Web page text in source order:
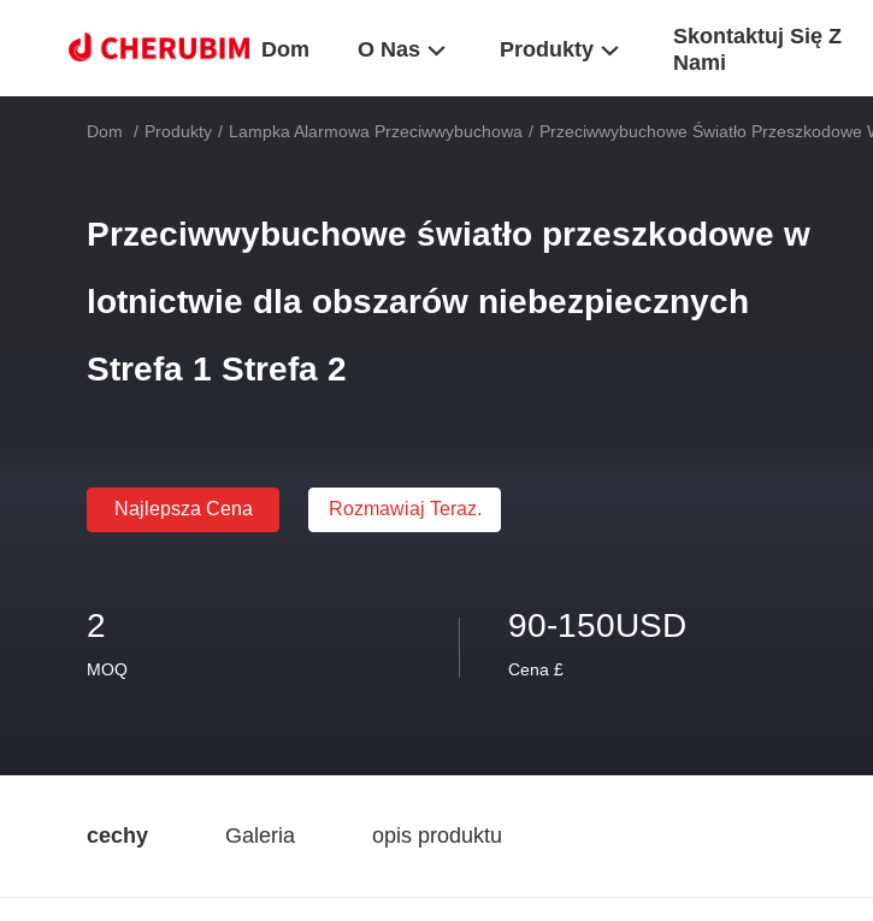
Dom O Nas Produkty
Skontaktuj Się Z
Nami
Dom / Produkty / Lampka Alarmowa Przeciwwybuchowa / Przeciwwybuchowe Światło
Przeciwwybuchowe światło przeszkodowe w
lotnictwie dla obszarów niebezpiecznych
Strefa 1 Strefa 2
Najlepsza Cena Rozmawiaj Teraz.
2
MOQ
90-150USD
Cena £
cechy Galeria opis produktu